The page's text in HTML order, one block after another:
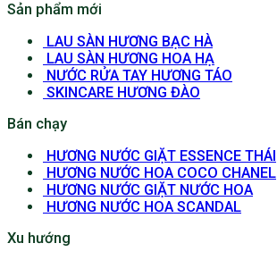
Sản phẩm mới
LAU SÀN HƯƠNG BẠC HÀ
LAU SÀN HƯƠNG HOA HẠ
NƯỚC RỬA TAY HƯƠNG TÁO
SKINCARE HƯƠNG ĐÀO
Bán chạy
HƯƠNG NƯỚC GIẶT ESSENCE THÁI
HƯƠNG NƯỚC HOA COCO CHANEL
HƯƠNG NƯỚC GIẶT NƯỚC HOA
HƯƠNG NƯỚC HOA SCANDAL
Xu hướng